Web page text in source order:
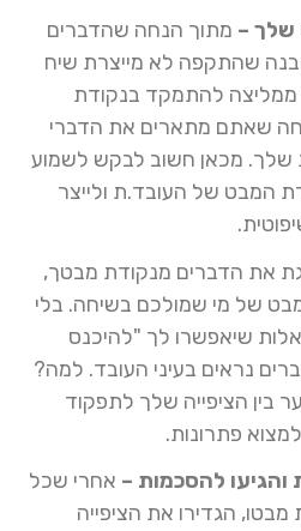
שלך – מתוך הנחה שהדברים
הבנה שהתקפה לא מייצרת שיח
ממליצה להתמקד בנקודת
שאתם מתארים את הדברי
שלך. מכאן חשוב לבקש לשמוע
המבט של העובד.ת ולייצר
את הדברים מנקודת מבטך,
של מי שמולכם בשיחה. בלי
שיאפשרו לך "להיכנס
נראים בעיני העובד. למה?
בין הציפייה שלך לתפקוד
פתרונות.
אחרי שכל
הגדירו את הציפייה